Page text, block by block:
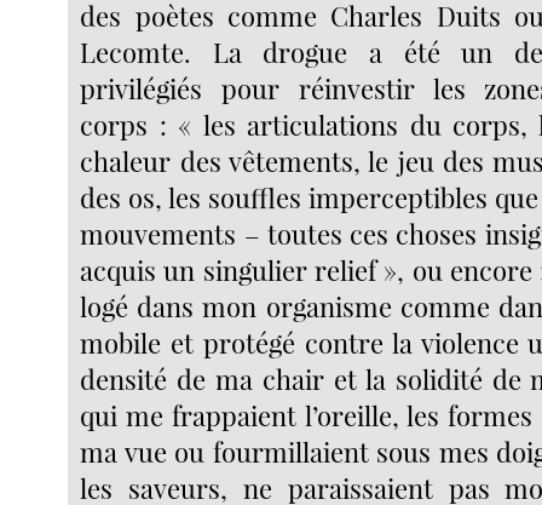
des poètes comme Charles Duits
Lecomte. La drogue a été un
privilégiés pour réinvestir les
corps : « les articulations du corps,
chaleur des vêtements, le jeu des
des os, les souffles imperceptibles
mouvements – toutes ces choses
acquis un singulier relief », ou encore
logé dans mon organisme comme
mobile et protégé contre la violence
densité de ma chair et la solidité de
qui me frappaient l’oreille, les
ma vue ou fourmillaient sous mes
les saveurs, ne paraissaient pas